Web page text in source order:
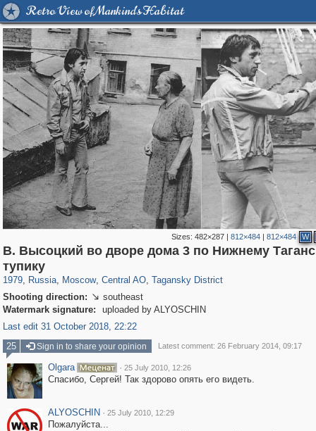
Retro View of Mankind's Habitat
Sizes: 482×287| 812×484| 812×484 W
В. Высоцкий во дворе дома 3 по Нижнему
тупику
1979, Russia, Moscow
319,920
, Central AO, Tagansky District
Shooting direction:  southeast
Watermark signature:
uploaded by ALYOSCHIN
Last edit 31 October 2018, 22:22
25
Sign in to share your opinion Latest comment: 26 February 2014, 09:17
Olgara · 25 July 2010, 12:26
Спасибо, Сергей! Так здорово опять его видеть.
ALYOSCHIN · 25 July 2010, 12:29
Пожалуйста...